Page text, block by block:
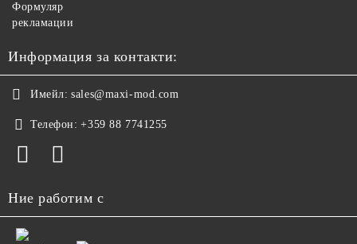
Формуляр
рекламации
Информация за контакти:
Имейл: sales@maxi-mod.com
Телефон: +359 88 7741255
Ние работим с